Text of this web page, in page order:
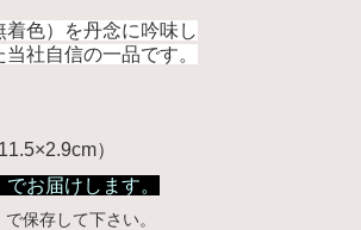
着色）を丹念に吟味し
社自信の一品です。
）
お届けします。
保存して下さい。